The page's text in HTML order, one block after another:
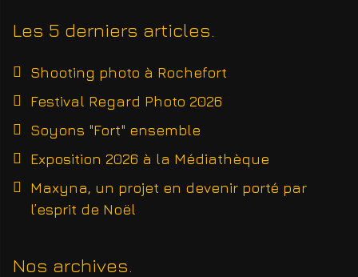
Les 5 derniers articles
Shooting photo à Rochefort
Festival Regard Photo 2026
Soyons "Fort" ensemble
Exposition 2026 à la Médiathèque
Maxyna, un projet en devenir porté par
l’esprit de Noël
Nos archives